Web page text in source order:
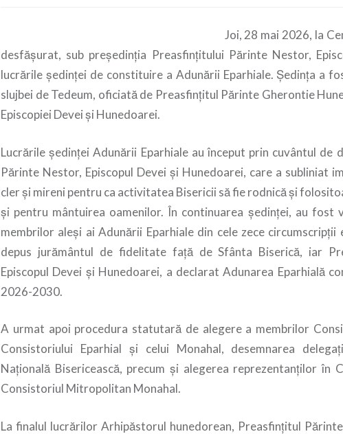
Joi, 28 mai 2026, la
desfășurat, sub președinția Preasfințitului Părinte Nestor,
lucrările ședinței de constituire a Adunării Eparhiale. Ședința a
slujbei de Tedeum, oficiată de Preasfințitul Părinte Gherontie
Episcopiei Devei și Hunedoarei.
Lucrările ședinței Adunării Eparhiale au început prin cuvântul de
Părinte Nestor, Episcopul Devei și Hunedoarei, care a subliniat
cler și mireni pentru ca activitatea Bisericii să fie rodnică și
și pentru mântuirea oamenilor. În continuarea ședinței, au fost
membrilor aleși ai Adunării Eparhiale din cele zece
depus jurământul de fidelitate față de Sfânta Biserică, iar
Episcopul Devei și Hunedoarei, a declarat Adunarea Eparhială
2026-2030.
A urmat apoi procedura statutară de alegere a membrilor
Consistoriului Eparhial și celui Monahal, desemnarea
Națională Bisericească, precum și alegerea reprezentanților în
Consistoriul Mitropolitan Monahal.
La finalul lucrărilor Arhipăstorul hunedorean, Preasfințitul